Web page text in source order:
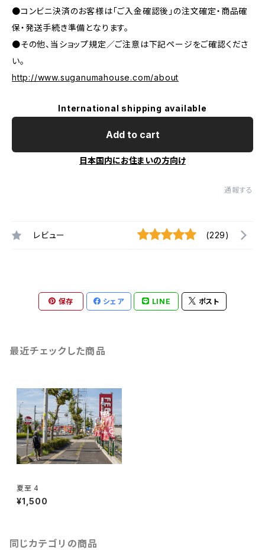
●コンビニ決済のお客様は「ご入金確認後」の注文確定・商品確
保・発送手続き準備となります。
●その他、当ショップ規定／ご注意は下記ページをご確認くださ
い。
http://www.suganumahouse.com/about
International shipping available
Add to cart
日本国内にお住まいの方向け
通報する
レビュー (229)
保存 シェア LINE ポスト
最近チェックした商品
夏至 4
¥1,500
同じカテゴリの商品